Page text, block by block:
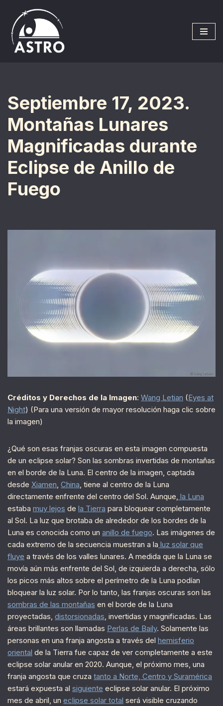
Saltar
al
contenido
Septiembre 17, 2023.
Montañas Lunares
Magnificadas durante
Eclipse de Anillo de
Fuego
Créditos y Derechos de la Imagen: Wang Letian (Eyes at
Night) (Para una versión de mayor resolución haga clic sobre
la imagen)
¿Qué son esas franjas oscuras en esta imagen compuesta
de un eclipse solar? Son las sombras invertidas de montañas
en el borde de la Luna. El centro de la imagen, captada
desde Xiamen, China, tiene al centro de la Luna
directamente enfrente del centro del Sol. Aunque, la Luna
estaba muy lejos de la Tierra para bloquear completamente
al Sol. La luz que brotaba de alrededor de los bordes de la
Luna es conocida como un anillo de fuego. Las imágenes de
cada extremo de la secuencia muestran a la luz solar que
fluye a través de los valles lunares. A medida que la Luna se
movía aún más enfrente del Sol, de izquierda a derecha, sólo
los picos más altos sobre el perímetro de la Luna podían
bloquear la luz solar. Por lo tanto, las franjas oscuras son las
sombras de las montañas en el borde de la Luna
proyectadas, distorsionadas, invertidas y magnificadas. Las
áreas brillantes son llamadas Perlas de Baily. Solamente las
personas en una franja angosta a través del hemisferio
oriental de la Tierra fue capaz de ver completamente a este
eclipse solar anular en 2020. Aunque, el próximo mes, una
franja angosta que cruza tanto a Norte, Centro y Suramérica
estará expuesta al siguiente eclipse solar anular. El próximo
mes de abril, un eclipse solar total será visible cruzando